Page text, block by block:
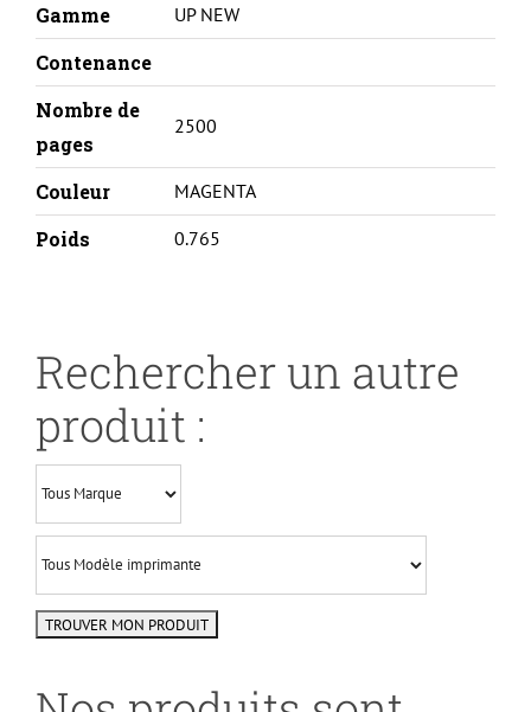
M280-
CF543X-
M
Gamme UP NEW
Contenance
Nombre de
pages
2500
Couleur MAGENTA
Poids 0.765
Rechercher un autre
produit :